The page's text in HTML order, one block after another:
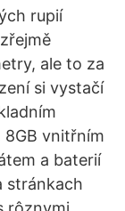
rupií
ale to za
si vystačí
8GB vnitřním
a baterií
stránkach